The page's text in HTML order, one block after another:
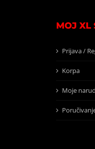
MOJ XL
Prijava /
Korpa
Moje